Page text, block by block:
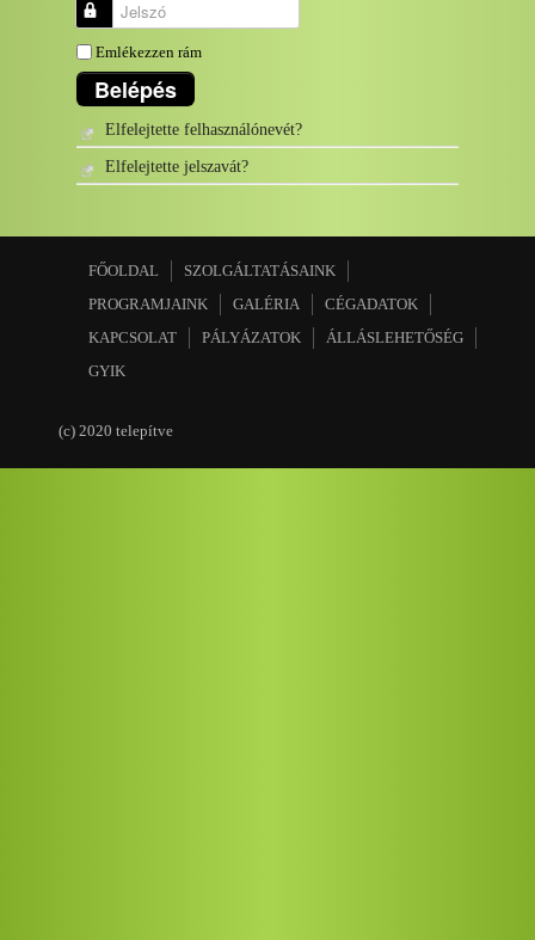
Jelszó
Emlékezzen rám
Belépés
Elfelejtette felhasználónevét?
Elfelejtette jelszavát?
FŐOLDAL
SZOLGÁLTATÁSAINK
PROGRAMJAINK
GALÉRIA
CÉGADATOK
KAPCSOLAT
PÁLYÁZATOK
ÁLLÁSLEHETŐSÉG
GYIK
(c) 2020 telepítve